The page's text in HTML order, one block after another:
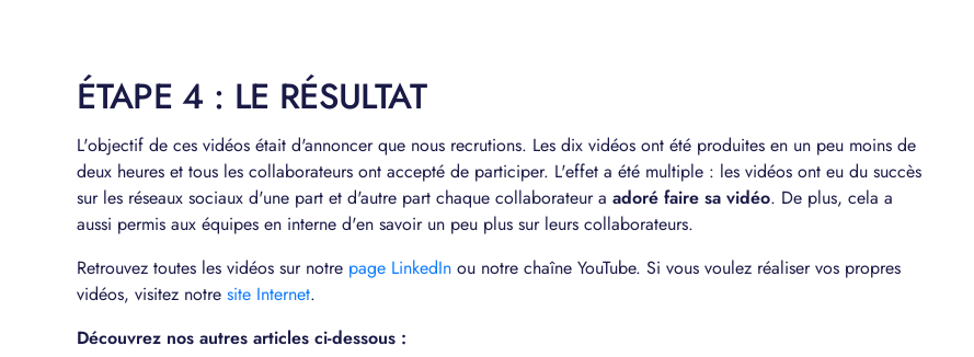
ÉTAPE 4 : LE RÉSULTAT
L'objectif de ces vidéos était d'annoncer que nous recrutions. Les dix vidéos ont été produites en un peu moins de
deux heures et tous les collaborateurs ont accepté de participer. L'effet a été multiple : les vidéos ont eu du succès
sur les réseaux sociaux d'une part et d'autre part chaque collaborateur aadoré faire sa vidéo. De plus, cela a
aussi permis aux équipes en interne d'en savoir un peu plus sur leurs collaborateurs.
Retrouvez toutes les vidéos sur notre page LinkedIn ou notre chaîne YouTube. Si vous voulez réaliser vos propres
vidéos, visitez notresite Internet.
Découvrez nos autres articles ci-dessous :